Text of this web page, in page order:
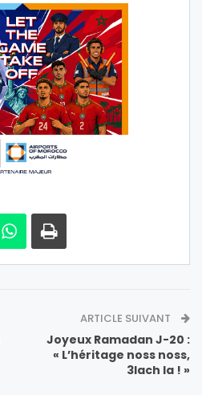
ARTICLE SUIVANT
Joyeux Ramadan J-20 :
« L’héritage noss noss,
3lach la ! »